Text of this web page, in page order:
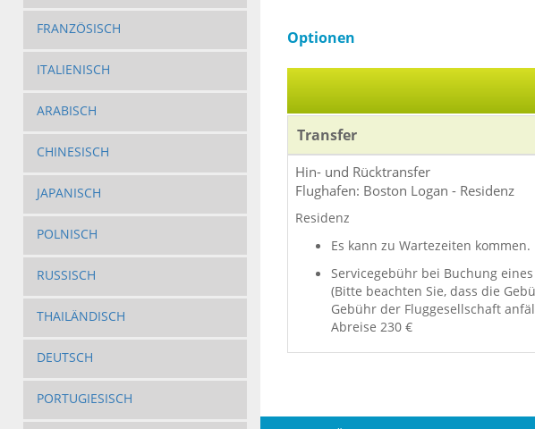
FRANZÖSISCH
ITALIENISCH
ARABISCH
CHINESISCH
JAPANISCH
POLNISCH
RUSSISCH
THAILÄNDISCH
DEUTSCH
PORTUGIESISCH
Optionen
Transfer
Hin- und Rücktransfer
Flughafen: Boston Logan - Residenz
Residenz
Es kann zu Wartezeiten kommen.
Servicegebühr bei Buchung
(Bitte beachten Sie, dass die
Gebühr der Fluggesellschaft
Abreise 230 €